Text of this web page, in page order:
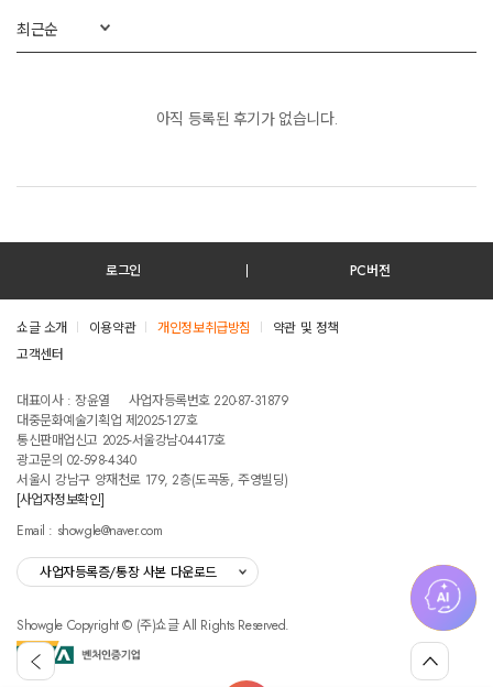
최근순
아직 등록된 후기가 없습니다.
뒤
가
섭
외
공
맨
위
로
로그인 PC버전
쇼글 소개 이용약관 개인정보취급방침
약관 및 정책
고객센터
대표이사 : 장윤열
사업자등록번호 220-87-31879
대중문화예술기획업 제2025-127호
통신판매업신고 2025-서울강남-04417호
광고문의 02-598-4340
서울시 강남구 양재천로 179, 2층(도곡동, 주영빌딩)
[사업자정보확인]
Email : showgle@naver.com
사업자등록증/통장 사본 다운로드
Showgle Copyright © (주)쇼글 All Rights Reserved.